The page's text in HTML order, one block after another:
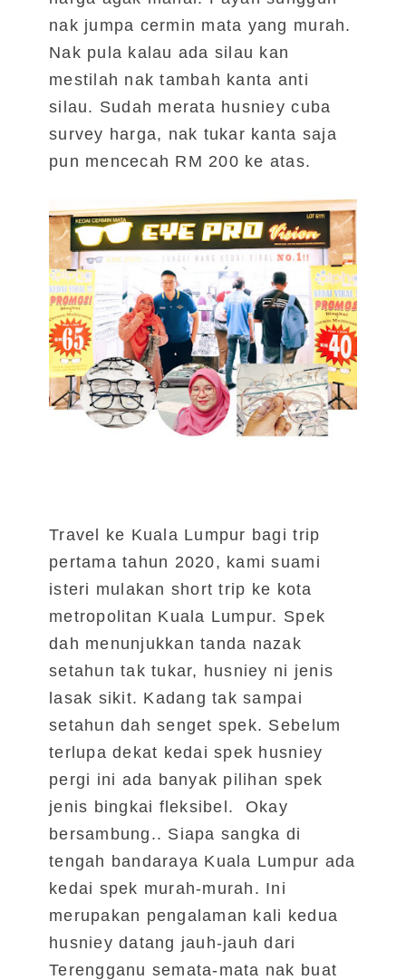
nak jumpa cermin mata yang murah.
Nak pula kalau ada silau kan
mestilah nak tambah kanta anti
silau. Sudah merata husniey cuba
survey harga, nak tukar kanta saja
pun mencecah RM 200 ke atas.
Travel ke Kuala Lumpur bagi trip
pertama tahun 2020, kami suami
isteri mulakan short trip ke kota
metropolitan Kuala Lumpur. Spek
dah menunjukkan tanda nazak
setahun tak tukar, husniey ni jenis
lasak sikit. Kadang tak sampai
setahun dah senget spek. Sebelum
terlupa dekat kedai spek husniey
pergi ini ada banyak pilihan spek
jenis bingkai fleksibel. Okay
bersambung.. Siapa sangka di
tengah bandaraya Kuala Lumpur ada
kedai spek murah-murah. Ini
merupakan pengalaman kali kedua
husniey datang jauh-jauh dari
Terengganu semata-mata nak buat